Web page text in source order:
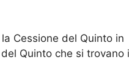
Cessione del Quinto in
Quinto che si trovano